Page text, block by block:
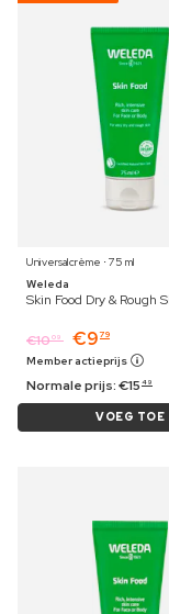
Universalcrème ⋅ 75 ml
Weleda
Skin Food Dry & Rough
€1009 €9 79
Member actieprijs
Normale prijs:€15 49
VOEG TOE